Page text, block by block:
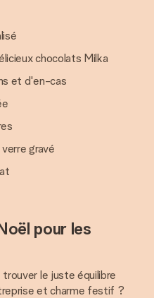
chocolats Milka
et d'en-cas
gravé
pour les
le juste équilibre
et charme festif ?